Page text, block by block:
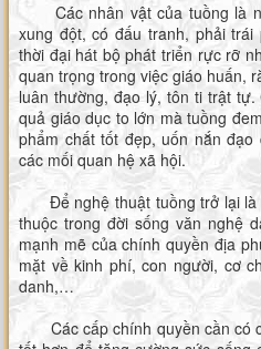
Các nhân vật của tuồng là
xung đột, có đấu tranh, phải
thời đại hát bộ phát triển rực rỡ
quan trọng trong việc giáo huấn,
luân thường, đạo lý, tôn ti trật
quả giáo dục to lớn mà tuồng
phẩm chất tốt đẹp, uốn nắn
các mối quan hệ xã hội.
Để nghệ thuật tuồng trở lại là
thuộc trong đời sống văn nghệ
mạnh mẽ của chính quyền địa
mặt về kinh phí, con người, cơ
danh,…
Các cấp chính quyền cần có